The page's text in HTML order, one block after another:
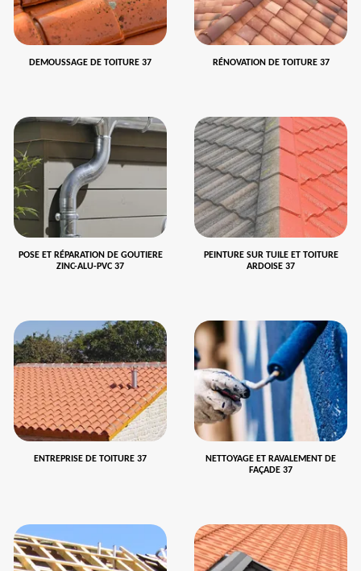
DEMOUSSAGE DE TOITURE 37 RÉNOVATION DE TOITURE 37
POSE ET RÉPARATION DE GOUTIERE
ZINC-ALU-PVC 37
PEINTURE SUR TUILE ET TOITURE
ARDOISE 37
ENTREPRISE DE TOITURE 37
NETTOYAGE ET RAVALEMENT DE
FAÇADE 37